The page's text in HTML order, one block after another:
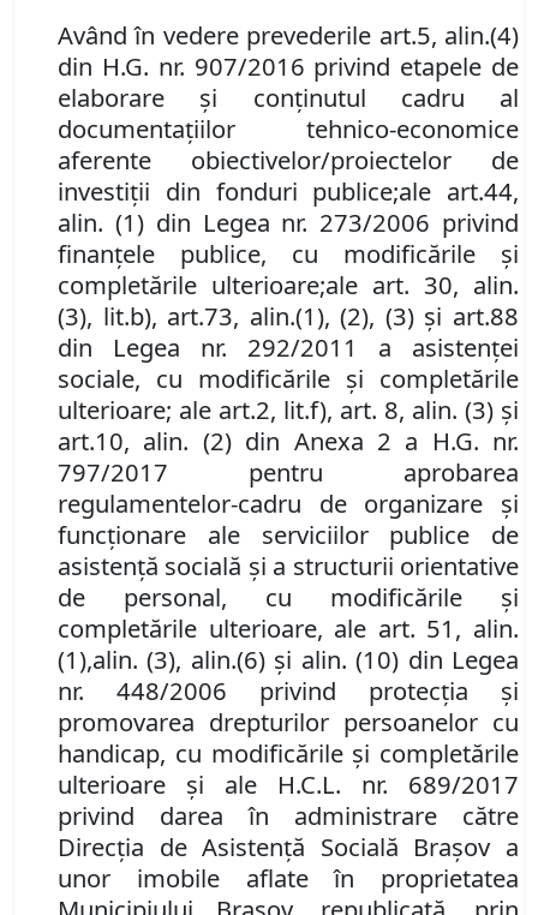
Având în vedere prevederile art.5, alin.(4)
din H.G. nr. 907/2016 privind etapele de
elaborare și conținutul cadru al
documentațiilor tehnico-economice
aferente obiectivelor/proiectelor de
investiții din fonduri publice;ale art.44,
alin. (1) din Legea nr. 273/2006 privind
finanțele publice, cu modificările și
completările ulterioare;ale art. 30, alin.
(3), lit.b), art.73, alin.(1), (2), (3) şi art.88
din Legea nr. 292/2011 a asistenţei
sociale, cu modificările și completările
ulterioare; ale art.2, lit.f), art. 8, alin. (3) și
art.10, alin. (2) din Anexa 2 a H.G. nr.
797/2017 pentru aprobarea
regulamentelor-cadru de organizare şi
funcţionare ale serviciilor publice de
asistenţă socială şi a structurii orientative
de personal, cu modificările și
completările ulterioare, ale art. 51, alin.
(1),alin. (3), alin.(6) și alin. (10) din Legea
nr. 448/2006 privind protecţia şi
promovarea drepturilor persoanelor cu
handicap, cu modificările și completările
ulterioare și ale H.C.L. nr. 689/2017
privind darea în administrare către
Direcția de Asistență Socială Brașov a
unor imobile aflate în proprietatea